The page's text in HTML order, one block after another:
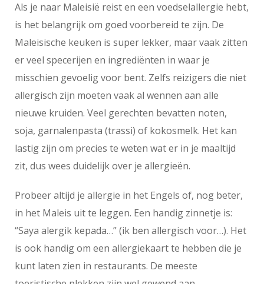
Als je naar Maleisië reist en een voedselallergie hebt,
is het belangrijk om goed voorbereid te zijn. De
Maleisische keuken is super lekker, maar vaak zitten
er veel specerijen en ingrediënten in waar je
misschien gevoelig voor bent. Zelfs reizigers die niet
allergisch zijn moeten vaak al wennen aan alle
nieuwe kruiden. Veel gerechten bevatten noten,
soja, garnalenpasta (trassi) of kokosmelk. Het kan
lastig zijn om precies te weten wat er in je maaltijd
zit, dus wees duidelijk over je allergieën.
Probeer altijd je allergie in het Engels of, nog beter,
in het Maleis uit te leggen. Een handig zinnetje is:
“Saya alergik kepada…” (ik ben allergisch voor…). Het
is ook handig om een allergiekaart te hebben die je
kunt laten zien in restaurants. De meeste